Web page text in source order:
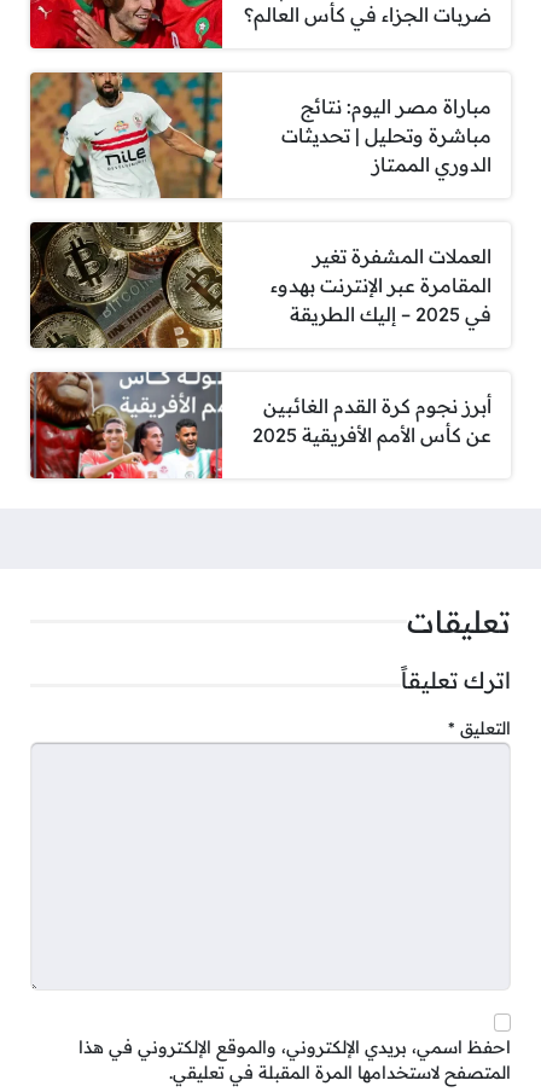
ضربات الجزاء في كأس العالم؟
مباراة مصر اليوم: نتائج
مباشرة وتحليل | تحديثات
الدوري الممتاز
العملات المشفرة تغير
المقامرة عبر الإنترنت بهدوء
في 2025 – إليك الطريقة
أبرز نجوم كرة القدم الغائبين
عن كأس الأمم الأفريقية 2025
تعليقات
اترك تعليقاً
التعليق *
احفظ اسمي، بريدي الإلكتروني، والموقع الإلكتروني في هذا
المتصفح لاستخدامها المرة المقبلة في تعليقي.